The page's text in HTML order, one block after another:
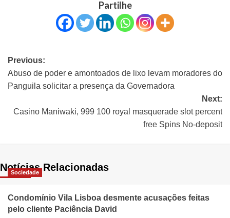
Partilhe
Previous:
Abuso de poder e amontoados de lixo levam moradores do
Panguila solicitar a presença da Governadora
Next:
Casino Maniwaki, 999 100 royal masquerade slot percent
free Spins No-deposit
Notícias Relacionadas
Sociedade
Condomínio Vila Lisboa desmente acusações feitas
pelo cliente Paciência David